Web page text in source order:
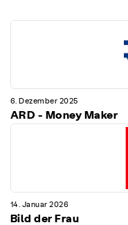
6. Dezember 2025
ARD - Money Maker
14. Januar 2026
Bild der Frau